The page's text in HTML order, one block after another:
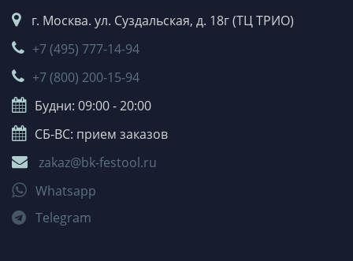
г. Москва. ул. Суздальская, д. 18г (ТЦ ТРИО)
+7 (495) 777-14-94
+7 (800) 200-15-94
Будни: 09:00 - 20:00
СБ-ВС: прием заказов
zakaz@bk-festool.ru
Whatsapp
Telegram